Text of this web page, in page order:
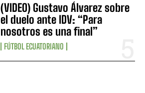
(VIDEO) Gustavo Álvarez sobre
el duelo ante IDV: “Para
nosotros es una final”
FÚTBOL ECUATORIANO